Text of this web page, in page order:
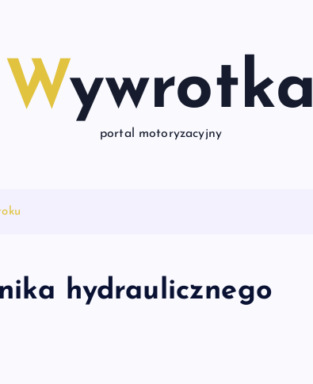
Wywrotka
portal motoryzacyjny
hydraulicznego